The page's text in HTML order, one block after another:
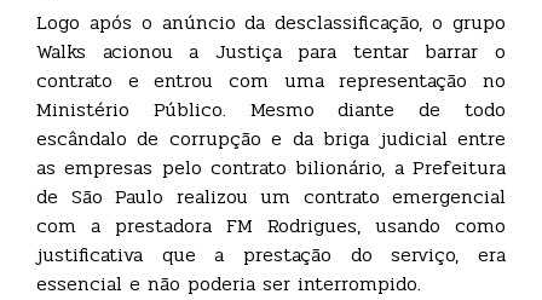
Logo após o anúncio da desclassificação, o grupo
Walks acionou a Justiça para tentar barrar o
contrato e entrou com uma representação no
Ministério Público. Mesmo diante de todo
escândalo de corrupção e da briga judicial entre
as empresas pelo contrato bilionário, a Prefeitura
de São Paulo realizou um contrato emergencial
com a prestadora FM Rodrigues, usando como
justificativa que a prestação do serviço, era
essencial e não poderia ser interrompido.